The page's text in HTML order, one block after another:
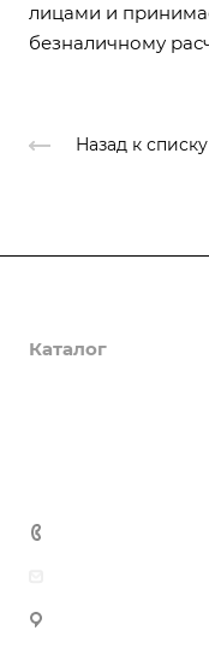
лицами и
безналичному
Назад к списку
Каталог